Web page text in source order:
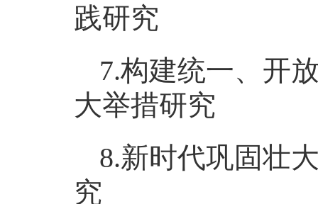
践研究
7.构建统一、开
大举措研究
8.新时代巩固壮
究